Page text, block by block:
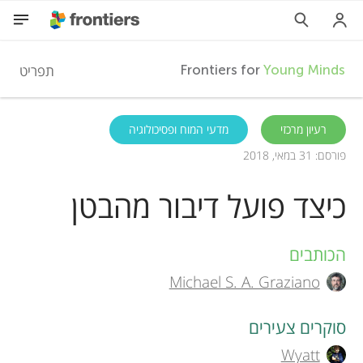
F
r
o
n
t
Frontiers forYoung Minds תפריט
השתתפות
רעיון מרכזי
מדעי המוח ופסיכולוגיה
פורסם: 31 במאי, 2018
כיצד פועל דיבור מהבטן
A
u
t
הכותבים
Michael S. A. Graziano
סוקרים צעירים
Wyatt